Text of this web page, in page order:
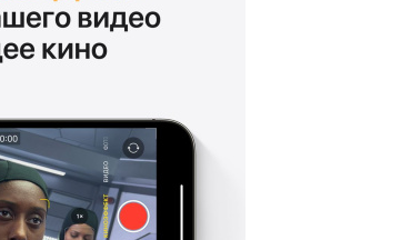
при оплате наличными: